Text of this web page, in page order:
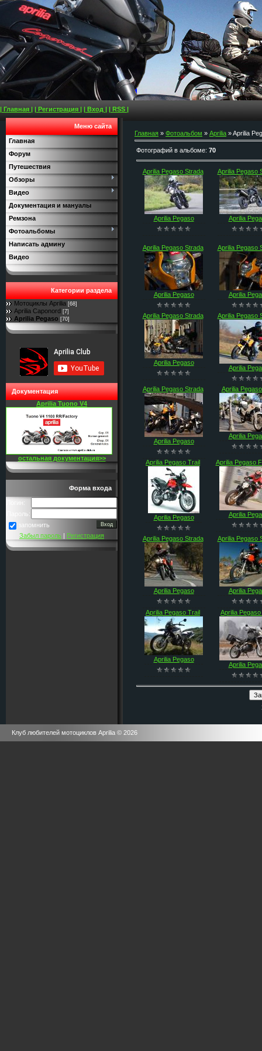
| Главная | | Регистрация | | Вход | | RSS |
Меню сайта
Главная
Форум
Путешествия
Обзоры
Видео
Документация и мануалы
Ремзона
Фотоальбомы
Написать админу
Видео
Категории раздела
Мотоциклы Aprilia [68]
Aprilia Caponord [7]
Aprilia Pegaso [70]
Документация
Aprilia Tuono V4
остальная документация>>
Форма входа
Логин:
Пароль:
запомнить
Забыл пароль | Регистрация
Главная » Фотоальбом » Aprilia » Aprilia
Фотографий в альбоме: 70
Aprilia Pegaso Strada
Aprilia Pegaso
Aprilia Pegaso
Aprilia
Aprilia Pegaso Strada
Aprilia Pegaso
Aprilia Pegaso
Aprilia
Aprilia Pegaso Strada
Aprilia Pegaso
Aprilia Pegaso
Aprilia
Aprilia Pegaso Strada
Aprilia Pegaso
Aprilia
Aprilia
Aprilia Pegaso Trail
Aprilia Pegaso
Aprilia Pegaso
Aprilia
Aprilia Pegaso Strada
Aprilia Pegaso
Aprilia Pegaso
Aprilia
Aprilia Pegaso Trail
Aprilia Pegaso
Aprilia
Aprilia
Клуб любителей мотоциклов Aprilia © 2026